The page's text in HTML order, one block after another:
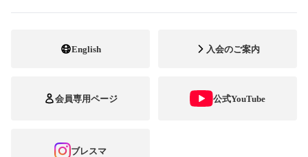
English 入会のご案内
会員専用ページ 公式YouTube
ブレスマ
公益社団法人 日本臨床矯正歯科医会